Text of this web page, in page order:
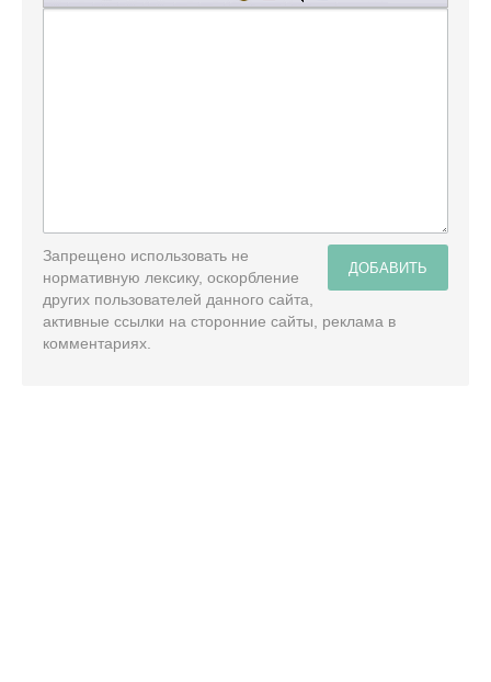
ДОБАВИТЬ
Запрещено использовать не
нормативную лексику, оскорбление
других пользователей данного сайта,
активные ссылки на сторонние сайты, реклама в
комментариях.